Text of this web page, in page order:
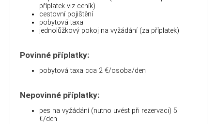
příplatek viz ceník)
cestovní pojištění
pobytová taxa
jednolůžkový pokoj na vyžádání (za příplatek)
Povinné příplatky:
pobytová taxa cca 2 €/osoba/den
Nepovinné příplatky:
pes na vyžádání (nutno uvést při rezervaci) 5
€/den